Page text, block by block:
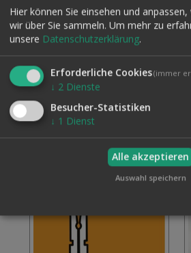
BURNERS VOL. 1 - 6 KOMPLETT
495,00 € 577,50 €
Inkl. 19% MwSt., zzgl.
In den Warenkorb
Hier können Sie einsehen und
wir über Sie sammeln. Um mehr zu
unsere Datenschutzerklärung.
Erforderliche Cookies(immer
↓ 2 Dienste
Besucher-Statistiken
↓ 1 Dienst
Alle akzeptieren
Auswahl speichern